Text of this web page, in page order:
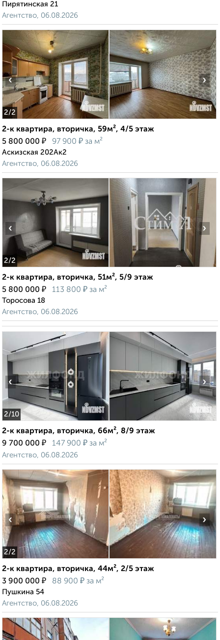
Пирятинская 21
Агентство, 06.08.2026
2/2
‹ ›
2-к квартира, вторичка, 59м², 4/5 этаж
5 800 000 ₽ 97 900 ₽ за м²
Аскизская 202Ак2
Агентство, 06.08.2026
2/2
‹ ›
2-к квартира, вторичка, 51м², 5/9 этаж
5 800 000 ₽ 113 800 ₽ за м²
Торосова 18
Агентство, 06.08.2026
2/10
‹ ›
2-к квартира, вторичка, 66м², 8/9 этаж
9 700 000 ₽ 147 900 ₽ за м²
Агентство, 06.08.2026
2/2
‹ ›
2-к квартира, вторичка, 44м², 2/5 этаж
3 900 000 ₽ 88 900 ₽ за м²
Пушкина 54
Агентство, 06.08.2026